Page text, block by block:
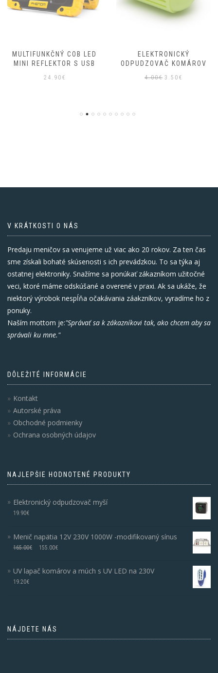
MULTIFUNKČNÝ COB LED
MINI REFLEKTOR S USB
24.90 €
ELEKTRONICKÝ
ODPUDZOVAČ KOMÁROV
4.00€ Pôvodná
3.50 €
V KRÁTKOSTI O NÁS
Predaju meničov sa venujeme už viac ako 20 rokov. Za ten čas
sme získali bohaté skúsenosti s ich prevádzkou. To sa týka aj
ostatnej elektroniky. Snažíme sa ponúkať zákazníkom užitočné
veci, ktoré máme odskúšané a overené v praxi. Ak sa ukáže, že
niektorý výrobok nespĺňa očakávania záakzníkov, vyradíme ho z
ponuky.
Naším mottom je:"Správať sa k zákazníkovi tak, ako chcem aby sa
správali ku mne."
DÔLEŽITÉ INFORMÁCIE
Kontakt
Autorské práva
Obchodné podmienky
Ochrana osobných údajov
NAJLEPŠIE HODNOTENÉ PRODUKTY
Elektronický odpudzovač myší
19.90€
Menič napätia 12V 230V 1000W -modifikovaný sínus
165.00€ 155.00€
UV lapač komárov a múch s UV LED na 230V
19.20€
NÁJDETE NÁS